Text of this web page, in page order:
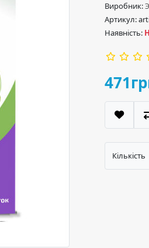
Виробник:
Артикул:
Наявність:
Кількість